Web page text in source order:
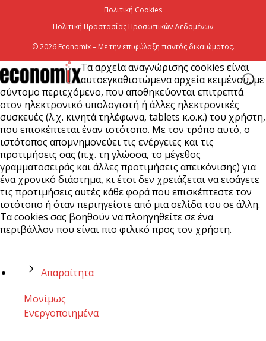
Πολιτική Cookies
Πολιτική Προστασίας Προσωπικών Δεδομένων
© 2026 Economix – Με την επιφύλαξη παντός δικαιώματος.
Τα αρχεία αναγνώρισης cookies είναι
αυτοεγκαθιστώμενα αρχεία κειμένου, με
σύντομο περιεχόμενο, που αποθηκεύονται επιτρεπτά
στον ηλεκτρονικό υπολογιστή ή άλλες ηλεκτρονικές
συσκευές (λ.χ. κινητά τηλέφωνα, tablets κ.ο.κ.) του χρήστη,
που επισκέπτεται έναν ιστότοπο. Με τον τρόπο αυτό, ο
ιστότοπος απομνημονεύει τις ενέργειες και τις
προτιμήσεις σας (π.χ. τη γλώσσα, το μέγεθος
γραμματοσειράς και άλλες προτιμήσεις απεικόνισης) για
ένα χρονικό διάστημα, κι έτσι δεν χρειάζεται να εισάγετε
τις προτιμήσεις αυτές κάθε φορά που επισκέπτεστε τον
ιστότοπο ή όταν περιηγείστε από μια σελίδα του σε άλλη.
Τα cookies σας βοηθούν να πλοηγηθείτε σε ένα
περιβάλλον που είναι πιο φιλικό προς τον χρήστη.
Απαραίτητα
Μονίμως
Ενεργοποιημένα